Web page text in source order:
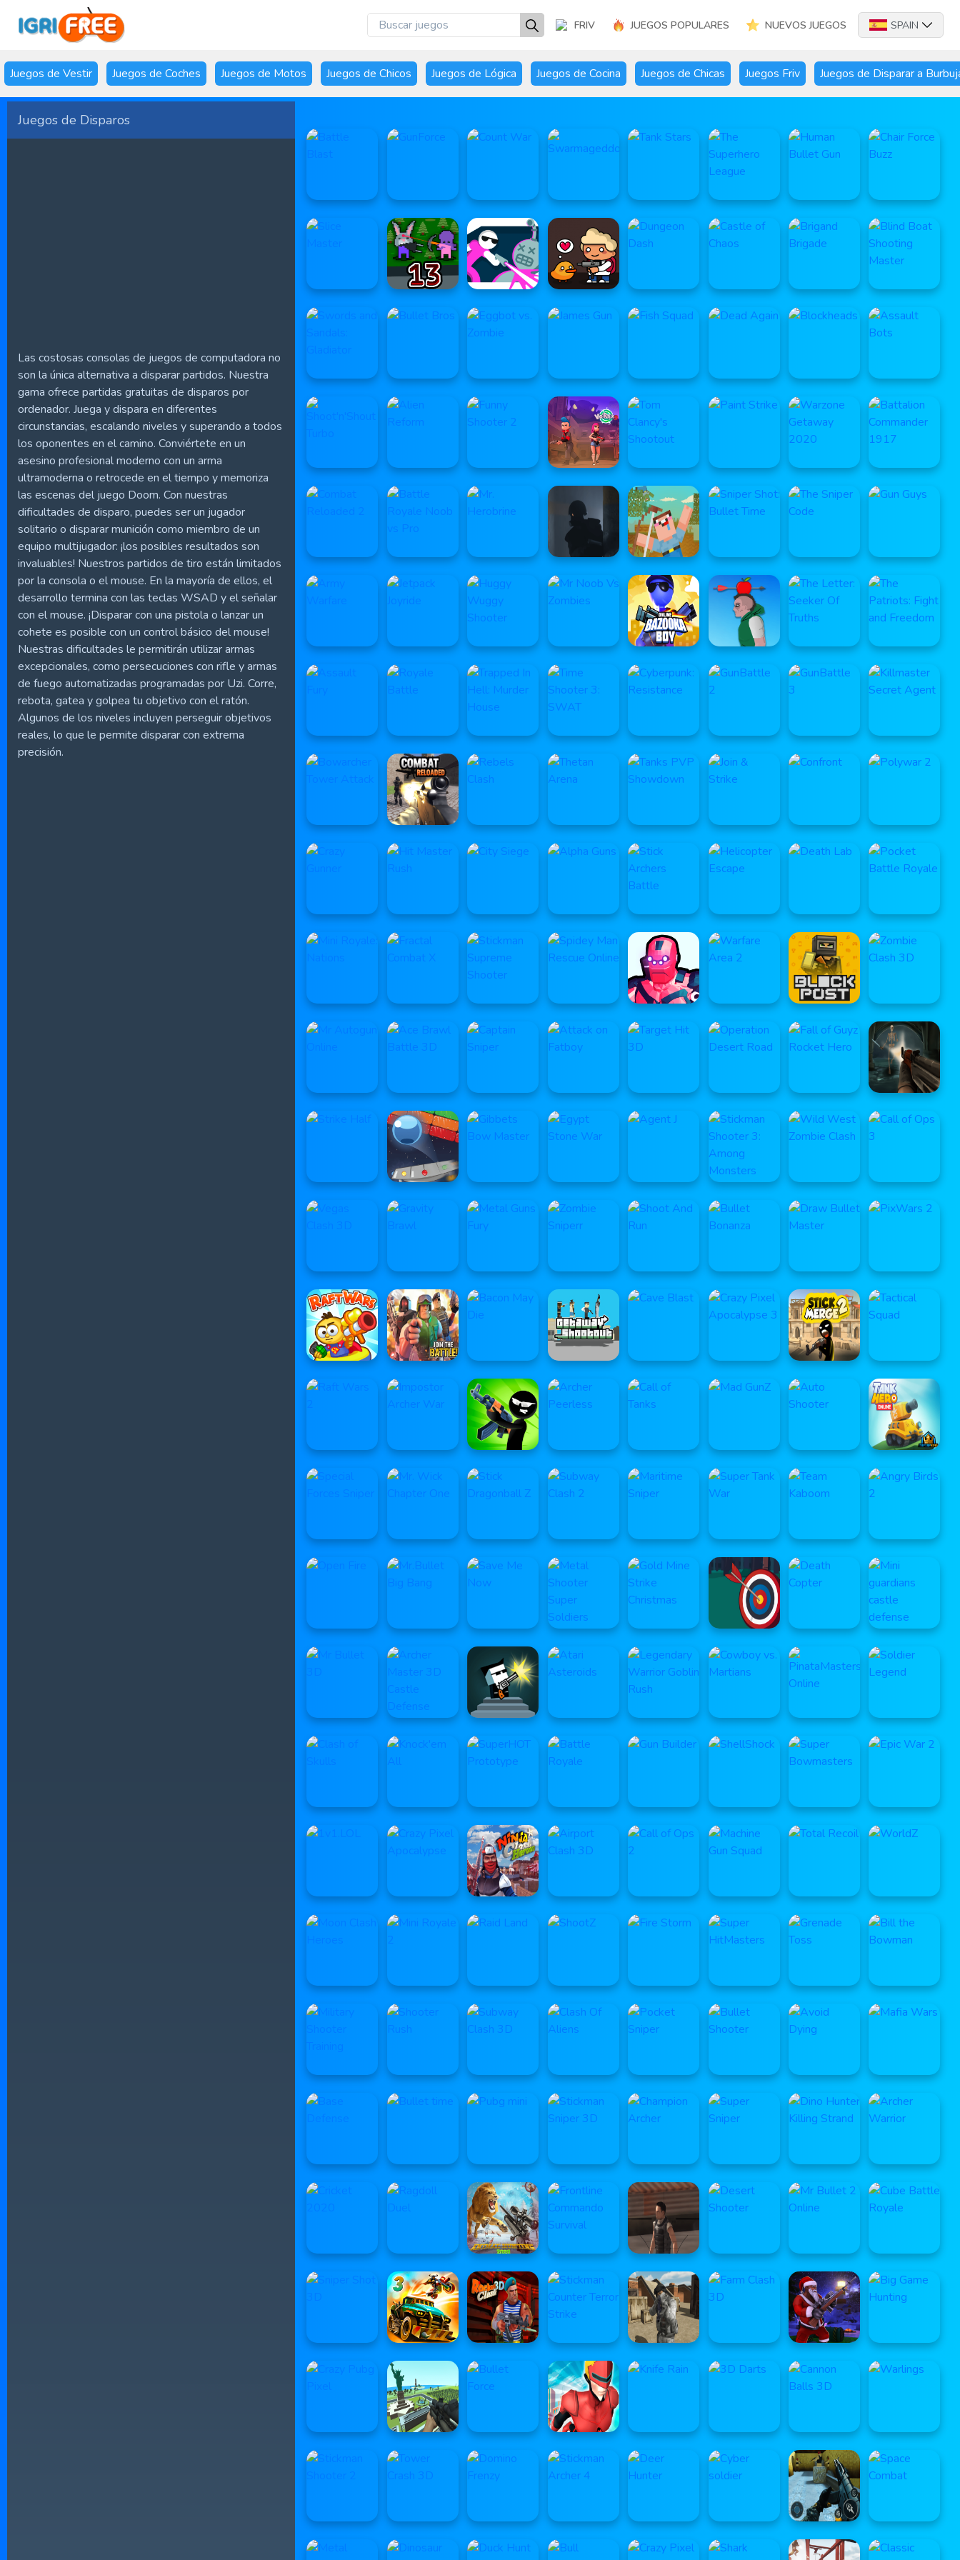
FRIV JUEGOS POPULARES NUEVOS JUEGOS SPAIN
Juegos de Vestir Juegos de Coches Juegos de Motos Juegos de Chicos Juegos de Lógica Juegos de Cocina Juegos de Chicas Juegos Friv Juegos de Disparar a
Juegos de Disparos
Las costosas consolas de juegos de computadora no
son la única alternativa a disparar partidos. Nuestra
gama ofrece partidas gratuitas de disparos por
ordenador. Juega y dispara en diferentes
circunstancias, escalando niveles y superando a todos
los oponentes en el camino. Conviértete en un
asesino profesional moderno con un arma
ultramoderna o retrocede en el tiempo y memoriza
las escenas del juego Doom. Con nuestras
dificultades de disparo, puedes ser un jugador
solitario o disparar munición como miembro de un
equipo multijugador: ¡los posibles resultados son
invaluables! Nuestros partidos de tiro están limitados
por la consola o el mouse. En la mayoría de ellos, el
desarrollo termina con las teclas WSAD y el señalar
con el mouse. ¡Disparar con una pistola o lanzar un
cohete es posible con un control básico del mouse!
Nuestras dificultades le permitirán utilizar armas
excepcionales, como persecuciones con rifle y armas
de fuego automatizadas programadas por Uzi. Corre,
rebota, gatea y golpea tu objetivo con el ratón.
Algunos de los niveles incluyen perseguir objetivos
reales, lo que le permite disparar con extrema
precisión.